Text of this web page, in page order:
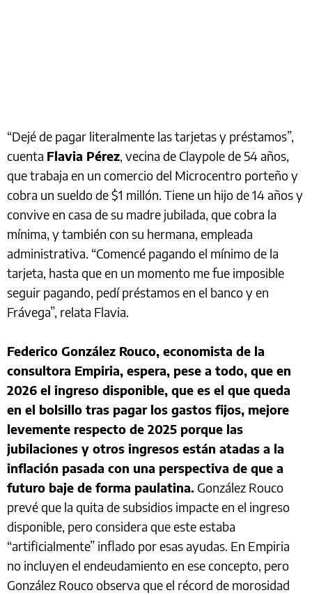
“Dejé de pagar literalmente las tarjetas y préstamos”,
cuenta Flavia Pérez, vecina de Claypole de 54 años,
que trabaja en un comercio del Microcentro porteño y
cobra un sueldo de $1 millón. Tiene un hijo de 14 años y
convive en casa de su madre jubilada, que cobra la
mínima, y también con su hermana, empleada
administrativa. “Comencé pagando el mínimo de la
tarjeta, hasta que en un momento me fue imposible
seguir pagando, pedí préstamos en el banco y en
Frávega”, relata Flavia.
Federico González Rouco, economista de la
consultora Empiria, espera, pese a todo, que en
2026 el ingreso disponible, que es el que queda
en el bolsillo tras pagar los gastos fijos, mejore
levemente respecto de 2025 porque las
jubilaciones y otros ingresos están atadas a la
inflación pasada con una perspectiva de que a
futuro baje de forma paulatina. González Rouco
prevé que la quita de subsidios impacte en el ingreso
disponible, pero considera que este estaba
“artificialmente” inflado por esas ayudas. En Empiria
no incluyen el endeudamiento en ese concepto, pero
González Rouco observa que el récord de morosidad